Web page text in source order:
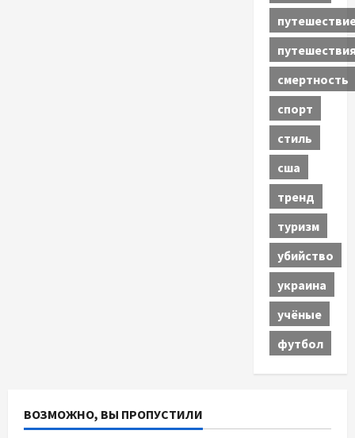
смертность
спорт
стиль
сша
тренд
туризм
убийство
украина
учёные
футбол
ВОЗМОЖНО, ВЫ ПРОПУСТИЛИ